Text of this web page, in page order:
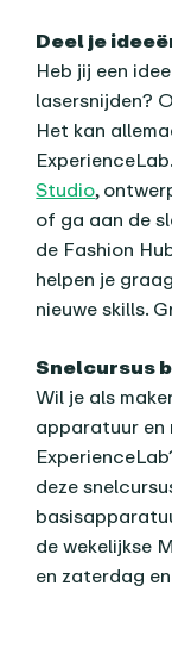
Over
Deel je
Heb jij een
lasersnijden?
Het kan
Studio,
of ga aan de
de Fashion
helpen je
nieuwe skills.
Snelcursus
Wil je als
apparatuur en
deze
de wekelijkse
en zaterdag